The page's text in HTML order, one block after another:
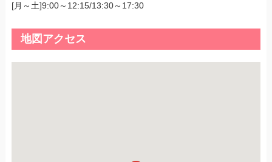
[月～土]9:00～12:15/13:30～17:30
地図アクセス